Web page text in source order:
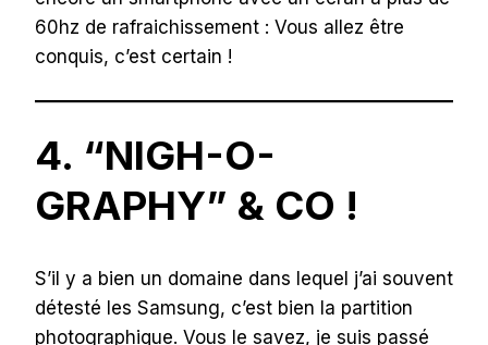
60hz de rafraichissement : Vous allez être
conquis, c’est certain !
4. “NIGH-O-
GRAPHY” & CO !
S’il y a bien un domaine dans lequel j’ai souvent
détesté les Samsung, c’est bien la partition
photographique. Vous le savez, je suis passé